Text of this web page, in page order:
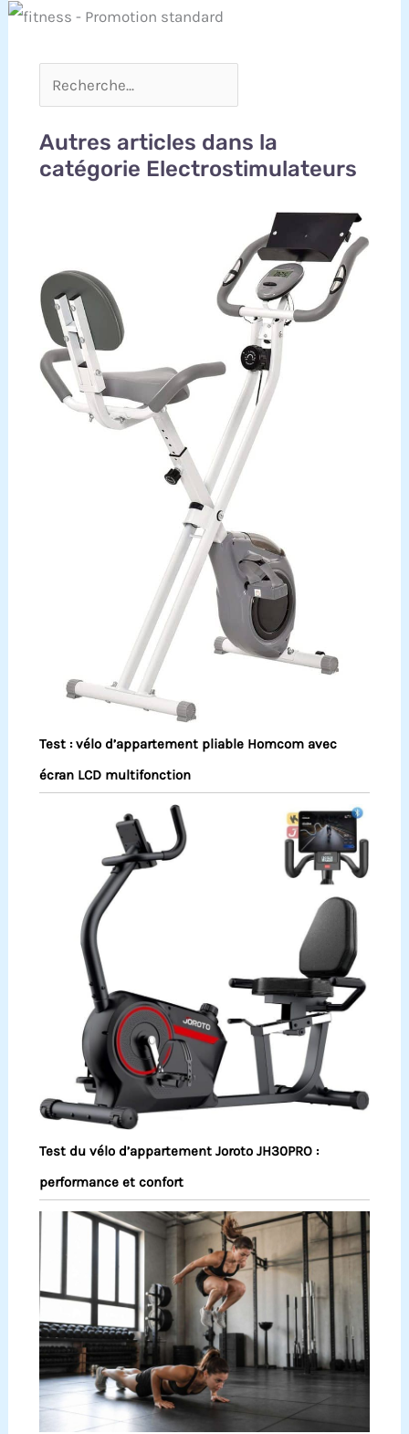
Autres articles dans la
catégorie Electrostimulateurs
Test : vélo d’appartement pliable Homcom avec
écran LCD multifonction
Test du vélo d’appartement Joroto JH30PRO :
performance et confort